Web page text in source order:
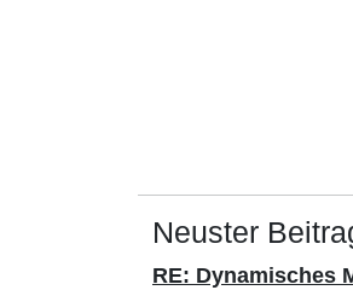
Neuster
RE: ​Dynamisches